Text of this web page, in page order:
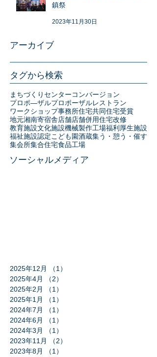
鎮祭
2023年11月30日
アーカイブ
タグから検索
まちづくりセンターコンバージョン
プロポ―ザルプロポーザルレストラン
ワークショップ事務所住宅共同住宅受賞
地元湘南寄宿舎店舗店舗併用住宅改修
教育施設文化施設機械製作工場福利厚生施設
福祉施設認定こども園酒蔵集う・憩う・催す
集会所集合住宅食品工場
ソーシャルメディア
2025年12月 （1）
2025年4月
（2）
2025年2月
（1）
2025年1月
（1）
2024年7月
（1）
2024年6月
（1）
2024年3月
（1）
2023年11月
（2）
2023年8月
（1）